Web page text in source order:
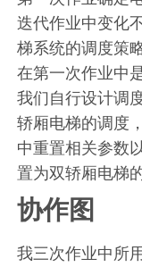
迭代作业中变化
梯系统的调度策
在第一次作业中
我们自行设计调
轿厢电梯的调度
中重置相关参数
置为双轿厢电梯
协作图
我三次作业中所